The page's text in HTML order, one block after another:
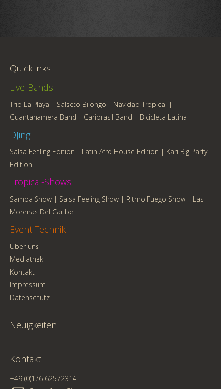
Quicklinks
Live-Bands
Trio La Playa | Salseto Bilongo | Navidad Tropical |
Guantanamera Band | Caribrasil Band | Bicicleta Latina
DJing
Salsa Feeling Edition | Latin Afro House Edition | Kari Big Party
Edition
Tropical-Shows
Samba Show | Salsa Feeling Show | Ritmo Fuego Show | Las
Morenas Del Caribe
Event-Technik
Über uns
Mediathek
Kontakt
Impressum
Datenschutz
Neuigkeiten
Kontakt
+49 (0)176 62572314